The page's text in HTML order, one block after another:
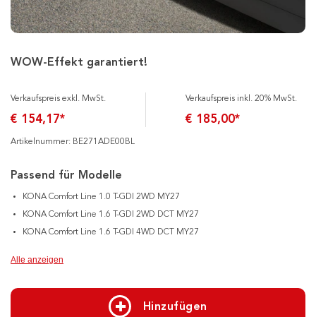
WOW-Effekt garantiert!
Verkaufspreis exkl. MwSt.
€ 154,17*
Verkaufspreis inkl. 20% MwSt.
€ 185,00*
Artikelnummer: BE271ADE00BL
Passend für Modelle
KONA Comfort Line 1.0 T-GDI 2WD MY27
KONA Comfort Line 1.6 T-GDI 2WD DCT MY27
KONA Comfort Line 1.6 T-GDI 4WD DCT MY27
Alle anzeigen
Hinzufügen